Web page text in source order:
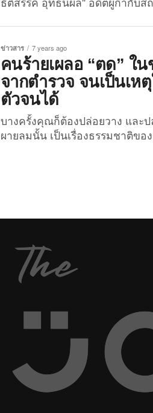
เสียหายหลายคน รวมมูลค่าความ
ล้านบาท ...
ธิติสรรค์ อุทธนผล” อดีตผู้กำกับส
ปฏิบัติหน้าที่โดยมิชอบฯ ร่วมกันฆ่
หรือโดยกระทำทารุณโหดร้าย แล
ขึ้นไปข่มขืนใจผู้อื่นฯ จากกรณีร่ว
“นายจิระพงศ์” หรือ “มาวิน ธนะ
ถึงแก่ความตาย แต่สังคมยังตั้งค
กับคดีสะเทือนวงการตำรวจนี้ และ
ถึงอย่างกว้างขวางบนโลกอินเทอ
ข่าวสาร 7 years ago
คนร้ายเผลอ “ตด” ใ
จากตำรวจ จนเป็นเห
ตัวจนได้
บางครั้งคุณก็ต้องปล่อยวาง และ
ผายลมนั้น เป็นเรื่องธรรมชาติขอ
เจ้าหน้าที่ตำรวจประจำเมืองลิเบอ
รายงานว่าพวกเขาได้พาสุนัขตำร
ต้องสงสัย จนกระทั่งไปถึงบ้านหลั
ท่ามกลางความมืดและเงียบงัน
เสียงคล้ายว่ามีคน “ตด” และมันไ
ธรรมดา แต่มันดังมากจริงๆ มาก
สามารถเจอตัวคนร้ายได้ในที่สุด
ลอยอบอวน วันที่...